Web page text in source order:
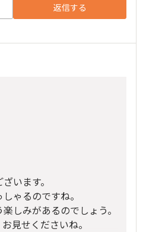
返信する
います。
ゃるのですね。
しみがあるのでしょう。
見せくださいね。